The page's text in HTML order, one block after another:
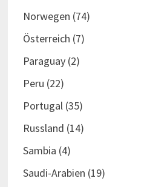
Norwegen (74)
Österreich (7)
Paraguay(2)
Peru (22)
Portugal (35)
Russland (14)
Sambia (4)
Saudi-Arabien (19)